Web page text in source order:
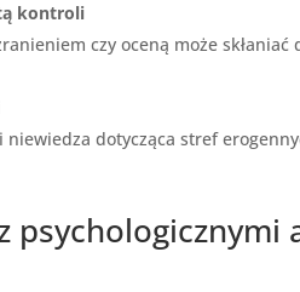
kontroli
czy oceną może skłaniać
i niewiedza dotycząca stref
psychologicznymi